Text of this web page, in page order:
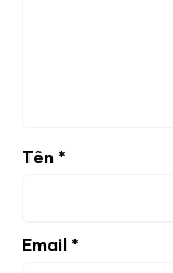
Tên *
Email *